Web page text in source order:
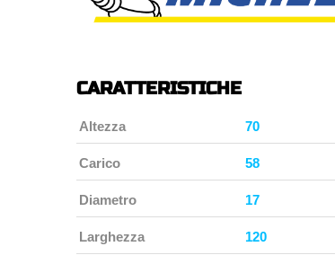
CARATTERISTICHE
Altezza 70
Carico 58
Diametro 17
Larghezza 120